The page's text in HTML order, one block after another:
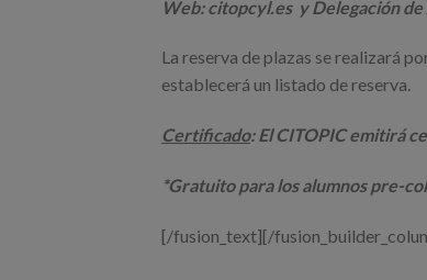
Web: citopcyl.es y Delegación de
La reserva de plazas se realizará
establecerá un listado de reserva.
Certificado: El CITOPIC emitirá
*Gratuito para los alumnos pre-
[/fusion_text][/